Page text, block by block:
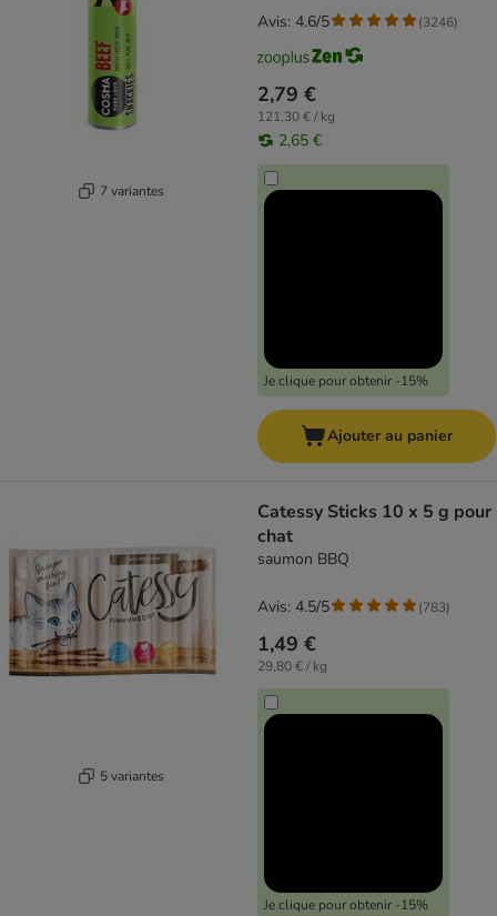
7 variantes
2,79 €
121,30 € / kg
2,65 €
Je clique pour obtenir -15%
Avis: 4.6/5 (3246)
Ajouter au panier
5 variantes
Catessy Sticks 10 x 5 g pour
chat
saumon BBQ
1,49 €
29,80 € / kg
Je clique pour obtenir -15%
Avis: 4.5/5 (783)